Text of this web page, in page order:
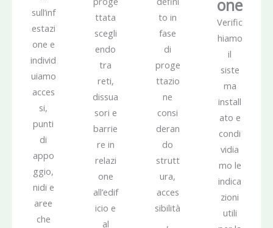
sull’inf
estazi
one e
individ
uiamo
acces
si,
punti
di
appo
ggio,
nidi e
aree
che
ttata
scegli
endo
tra
reti,
dissua
sori e
barrie
re in
relazi
one
all’edif
icio e
al
to in
fase
di
proge
ttazio
ne
consi
deran
do
strutt
ura,
acces
sibilità
,
one
Verific
hiamo
il
siste
ma
install
ato e
condi
vidia
mo le
indica
zioni
utili